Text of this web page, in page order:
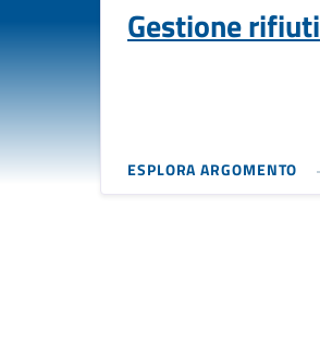
Gestione rifiuti
ESPLORA ARGOMENTO